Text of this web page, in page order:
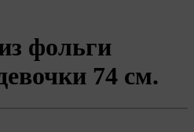
фольги
74 см.